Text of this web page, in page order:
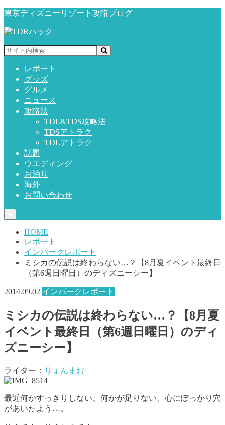
東京ディズニーリゾート攻略ブログ
レポート
グッズ
グルメ
ニュース
攻略法
TDL&TDS攻略法
TDSアトラク
TDLアトラク
話題
ウエディング
お泊り
海外
お問い合わせ
HOME
レポート
インパークレポート
ミシカの伝説は終わらない…？【8月夏イベント最終日
（第6週日曜日）のディズニーシー】
2014.09.02 インパークレポート
ミシカの伝説は終わらない…？【8月夏
イベント最終日（第6週日曜日）のディ
ズニーシー】
ライター： りょんまお
最近何かすっきりしない、何かが足りない、心にぽっかり穴
があいたよう…。